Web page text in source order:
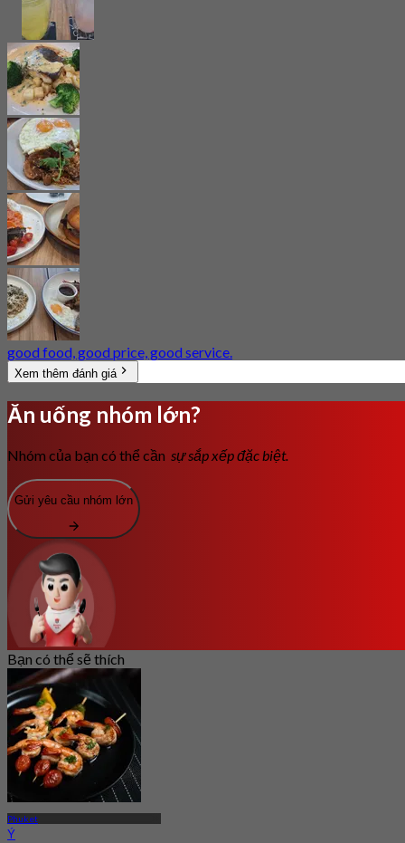
good food, good price, good service.
Xem thêm đánh giá
Ăn uống nhóm lớn?
Nhóm của bạn có thể cần sự sắp xếp đặc biệt.
Gửi yêu cầu nhóm lớn
Bạn có thể sẽ thích
Phuket
Ý